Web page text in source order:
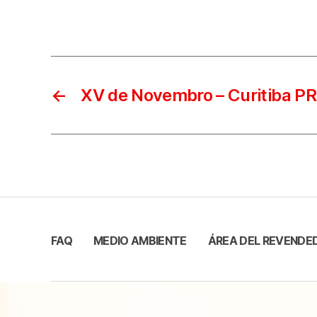
← XV de Novembro – Curitiba PR
FAQ MEDIO AMBIENTE ÁREA DEL